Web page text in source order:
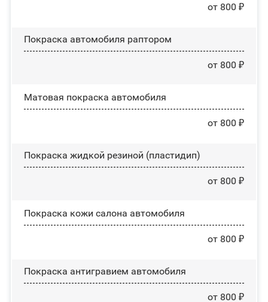
от 800 ₽
Покраска автомобиля раптором
от 800 ₽
Матовая покраска автомобиля
от 800 ₽
Покраска жидкой резиной (пластидип)
от 800 ₽
Покраска кожи салона автомобиля
от 800 ₽
Покраска антигравием автомобиля
от 800 ₽